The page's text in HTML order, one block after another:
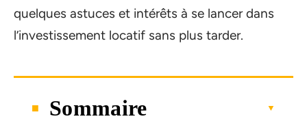
quelques astuces et intérêts à se lancer dans
l’investissement locatif sans plus tarder.
Sommaire